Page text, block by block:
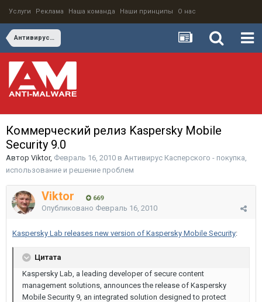
Услуги Реклама Наша команда Наши принципы О нас
Антивирус Касперского - покупка, использование и решение проблем
Коммерческий релиз Kaspersky Mobile
Security 9.0
Автор Viktor, Февраль 16, 2010 в Антивирус Касперского - покупка,
использование и решение проблем
Viktor 669
Опубликовано Февраль 16, 2010
Kaspersky Lab releases new version of Kaspersky Mobile Security:
Цитата
Kaspersky Lab, a leading developer of secure content
management solutions, announces the release of Kaspersky
Mobile Security 9, an integrated solution designed to protect